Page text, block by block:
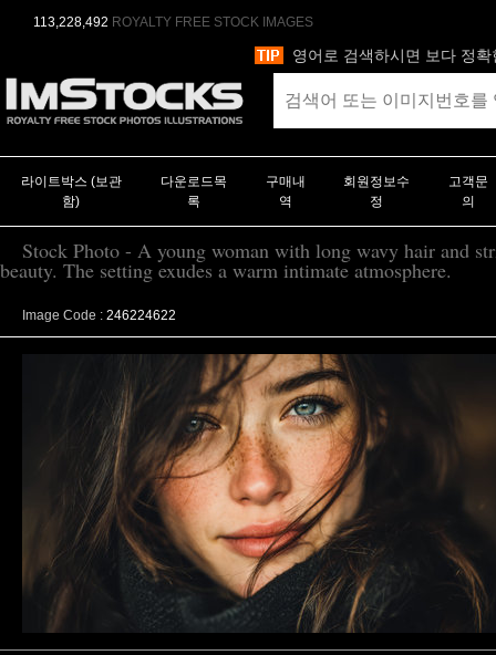
영어로 검색하시면 보다 정
113,228,492 ROYALTY FREE STOCK IMAGES
라이트박스 (보관
함)
다운로드목
록
구매내
역
회원정보수
정
고객문
의
Stock Photo - A young woman with long wavy hair and
beauty. The setting exudes a warm intimate atmosphere.
Image Code : 246224622